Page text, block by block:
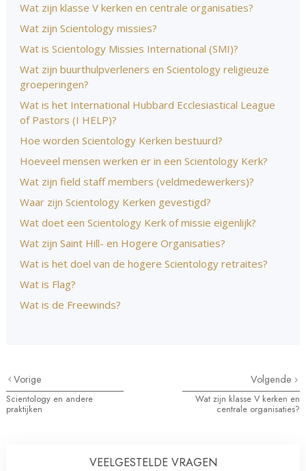
Wat zijn klasse V kerken en centrale organisaties?
Wat zijn Scientology missies?
Wat is Scientology Missies International (SMI)?
Wat zijn buurthulpverleners en Scientology religieuze
groeperingen?
Wat is het International Hubbard Ecclesiastical League
of Pastors (I HELP)?
Hoe worden Scientology Kerken bestuurd?
Hoeveel mensen werken er in een Scientology Kerk?
Wat zijn field staff members (veldmedewerkers)?
Waar zijn Scientology Kerken gevestigd?
Wat doet een Scientology Kerk of missie eigenlijk?
Wat zijn Saint Hill- en Hogere Organisaties?
Wat is het doel van de hogere Scientology retraites?
Wat is Flag?
Wat is de Freewinds?
Vorige
Scientology en andere
praktijken
Volgende
Wat zijn klasse V kerken en
centrale organisaties?
VEELGESTELDE VRAGEN